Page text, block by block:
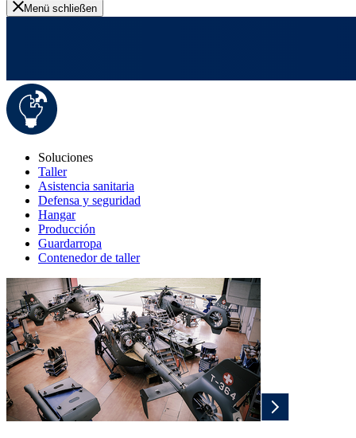
Menü schließen
Soluciones
Taller
Asistencia sanitaria
Defensa y seguridad
Hangar
Producción
Guardarropa
Contenedor de taller